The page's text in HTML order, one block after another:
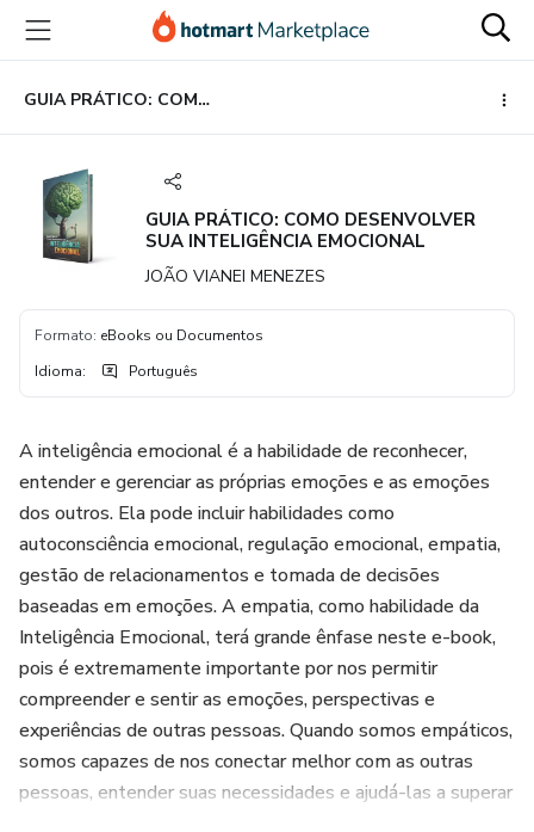
para
conteúdo
principal
para
pagamento
para
rodapé
GUIA PRÁTICO: COMO DESENVOLVER SUA INTELIGÊNCIA EMOCIONAL
GUIA PRÁTICO: COMO DESENVOLVER
SUA INTELIGÊNCIA EMOCIONAL
JOÃO VIANEI MENEZES
Formato: eBooks ou Documentos
Idioma: Português
A inteligência emocional é a habilidade de reconhecer,
entender e gerenciar as próprias emoções e as emoções
dos outros. Ela pode incluir habilidades como
autoconsciência emocional, regulação emocional, empatia,
gestão de relacionamentos e tomada de decisões
baseadas em emoções. A empatia, como habilidade da
Inteligência Emocional, terá grande ênfase neste e-book,
pois é extremamente importante por nos permitir
compreender e sentir as emoções, perspectivas e
experiências de outras pessoas. Quando somos empáticos,
somos capazes de nos conectar melhor com as outras
pessoas, entender suas necessidades e ajudá-las a superar